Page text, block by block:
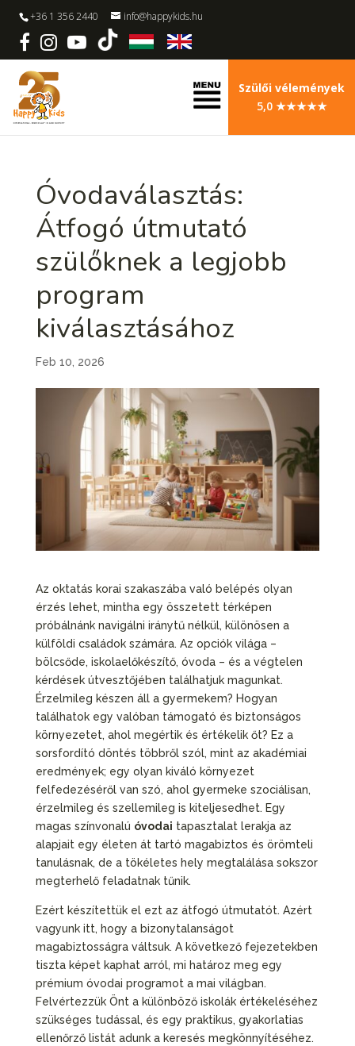
+36 1 356 2440 info@happykids.hu
Szülői vélemények
5,0 ★★★★★
Óvodaválasztás:
Átfogó útmutató
szülőknek a legjobb
program
kiválasztásához
Feb 10, 2026
Az oktatás korai szakaszába való belépés olyan
érzés lehet, mintha egy összetett térképen
próbálnánk navigálni iránytű nélkül, különösen a
külföldi családok számára. Az opciók világa –
bölcsőde, iskolaelőkészítő, óvoda – és a végtelen
kérdések útvesztőjében találhatjuk magunkat.
Érzelmileg készen áll a gyermekem? Hogyan
találhatok egy valóban támogató és biztonságos
környezetet, ahol megértik és értékelik őt? Ez a
sorsfordító döntés többről szól, mint az akadémiai
eredmények; egy olyan kiváló környezet
felfedezéséről van szó, ahol gyermeke szociálisan,
érzelmileg és szellemileg is kiteljesedhet. Egy
magas színvonalú óvodai tapasztalat lerakja az
alapjait egy életen át tartó magabiztos és örömteli
tanulásnak, de a tökéletes hely megtalálása sokszor
megterhelő feladatnak tűnik.
Ezért készítettük el ezt az átfogó útmutatót. Azért
vagyunk itt, hogy a bizonytalanságot
magabiztosságra váltsuk. A következő fejezetekben
tiszta képet kaphat arról, mi határoz meg egy
prémium óvodai programot a mai világban.
Felvértezzük Önt a különböző iskolák értékeléséhez
szükséges tudással, és egy praktikus, gyakorlatias
ellenőrző listát adunk a keresés megkönnyítéséhez.